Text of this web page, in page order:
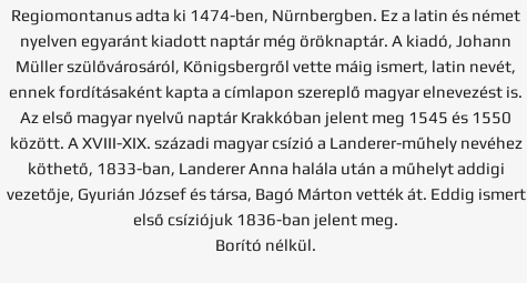
Regiomontanus adta ki 1474-ben, Nürnbergben. Ez a latin és német
nyelven egyaránt kiadott naptár még öröknaptár. A kiadó, Johann
Müller szülővárosáról, Königsbergről vette máig ismert, latin nevét,
ennek fordításaként kapta a címlapon szereplő magyar elnevezést is.
Az első magyar nyelvű naptár Krakkóban jelent meg 1545 és 1550
között. A XVIII-XIX. századi magyar csízió a Landerer-műhely nevéhez
köthető, 1833-ban, Landerer Anna halála után a műhelyt addigi
vezetője, Gyurián József és társa, Bagó Márton vették át. Eddig ismert
első csíziójuk 1836-ban jelent meg.
Borító nélkül.